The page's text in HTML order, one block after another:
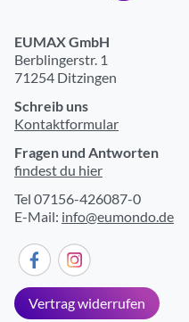
EUMAX GmbH
Berblingerstr. 1
71254 Ditzingen
Schreib uns
Kontaktformular
Fragen und Antworten
findest du hier
Tel 07156-426087-0
E-Mail: info@eumondo.de
Vertrag widerrufen